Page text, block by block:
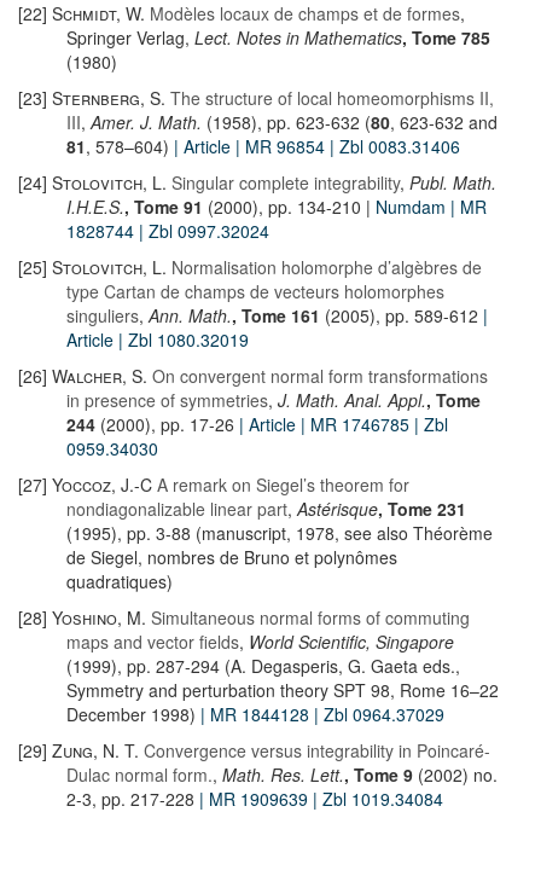
[22] Schmidt, W. Modèles locaux de champs et de formes,
Springer Verlag, Lect. Notes in Mathematics, Tome 785
(1980)
[23] Sternberg, S. The structure of local homeomorphisms II,
III,Amer. J. Math. (1958), pp. 623-632 (80, 623-632 and
81, 578–604) | Article | MR 96854 | Zbl 0083.31406
[24] Stolovitch, L. Singular complete integrability, Publ. Math.
I.H.E.S., Tome 91 (2000), pp. 134-210 | Numdam | MR
1828744 | Zbl 0997.32024
[25] Stolovitch, L. Normalisation holomorphe d’algèbres de
type Cartan de champs de vecteurs holomorphes
singuliers,Ann. Math., Tome 161 (2005), pp. 589-612 |
Article | Zbl 1080.32019
[26] Walcher, S. On convergent normal form transformations
in presence of symmetries, J. Math. Anal. Appl., Tome
244 (2000), pp. 17-26 | Article | MR 1746785 | Zbl
0959.34030
[27] Yoccoz, J.-C A remark on Siegel’s theorem for
nondiagonalizable linear part,Astérisque, Tome 231
(1995), pp. 3-88 (manuscript, 1978, see also Théorème
de Siegel, nombres de Bruno et polynômes
quadratiques)
[28] Yoshino, M. Simultaneous normal forms of commuting
maps and vector fields, World Scientific, Singapore
(1999), pp. 287-294 (A. Degasperis, G. Gaeta eds.,
Symmetry and perturbation theory SPT 98, Rome 16–22
December 1998) | MR 1844128 | Zbl 0964.37029
[29] Zung, N. T. Convergence versus integrability in Poincaré-
Dulac normal form., Math. Res. Lett., Tome 9 (2002) no.
2-3, pp. 217-228 | MR 1909639 | Zbl 1019.34084